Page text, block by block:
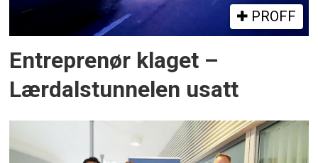
PROFF
Entreprenør klaget –
Lærdalstunnelen usatt